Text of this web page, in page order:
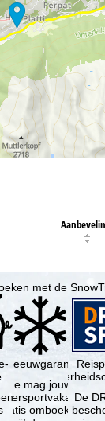
met de
Sneeuwgarantie
Je mag jouw
omboeken
De